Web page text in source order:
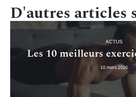
D'autres articles
ACTUS
Les 10 meilleurs
10 mars 2026